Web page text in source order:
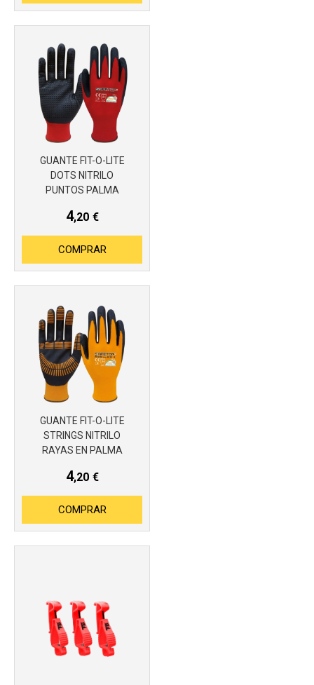
GUANTE FIT-O-LITE
DOTS NITRILO
PUNTOS PALMA
4,20 €
COMPRAR
GUANTE FIT-O-LITE
STRINGS NITRILO
RAYAS EN PALMA
4,20 €
COMPRAR
Más info
Más info